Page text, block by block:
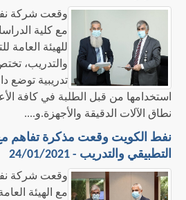
وقعت شركة
مع كلية
للهيئة العامة
والتدريب،
تدريبية توضع
استخدامها من قبل الطلبة في كافة
نطاق الآلات الدقيقة والأجهزة.و....
نفط الكويت وقعت مذكرة تفاهم مع
التطبيقي والتدريب - 24/01/2021
وقعت شركة
مع الهيئة